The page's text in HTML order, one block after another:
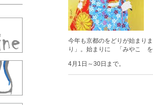
今年も京都のをどりが始まり
り」。始まりに 「みやこ を
4月1日～30日まで。